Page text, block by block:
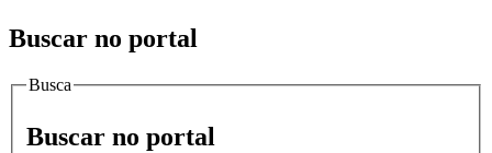
Buscar no portal
Busca
Buscar no portal